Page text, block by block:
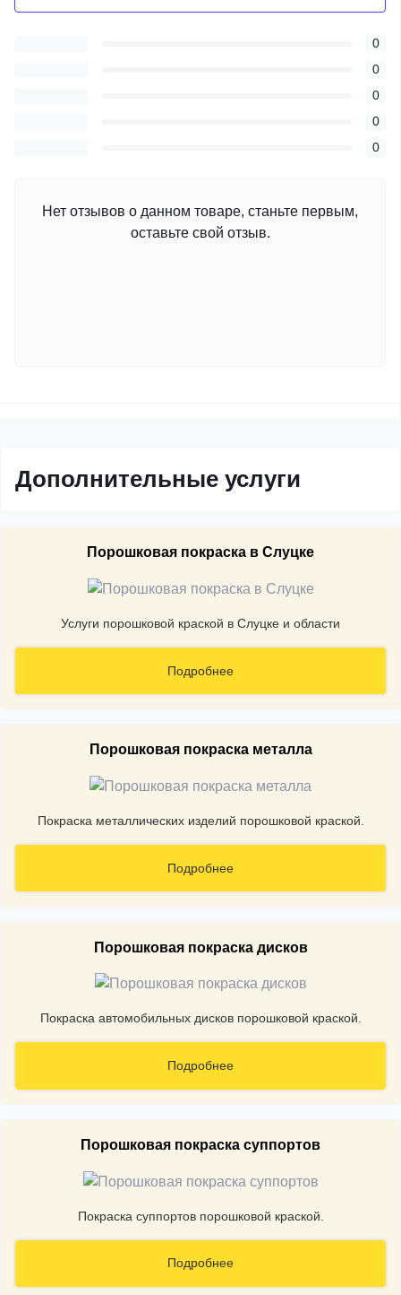
0
0
0
0
0
Нет отзывов о данном товаре, станьте первым,
оставьте свой отзыв.
Дополнительные услуги
Порошковая покраска в Слуцке
Услуги порошковой краской в Слуцке и области
Подробнее
Порошковая покраска металла
Покраска металлических изделий порошковой краской.
Подробнее
Порошковая покраска дисков
Покраска автомобильных дисков порошковой краской.
Подробнее
Порошковая покраска суппортов
Покраска суппортов порошковой краской.
Подробнее